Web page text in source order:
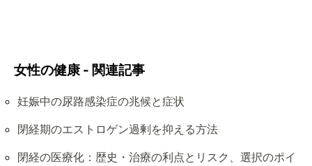
女性の健康 - 関連記事
妊娠中の尿路感染症の兆候と症状
閉経期のエストロゲン過剰を抑える方法
閉経の医療化：歴史・治療の利点とリスク、選択のポイ